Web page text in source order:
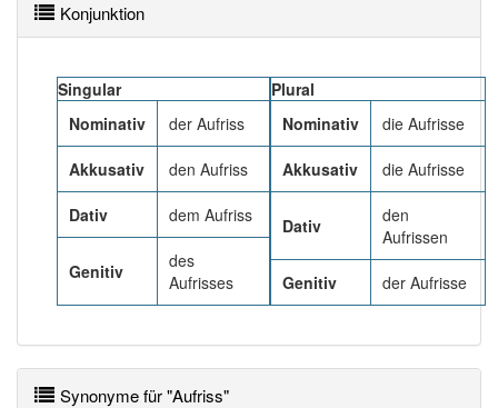
Konjunktion
Singular
Nominativ
der Aufriss
Akkusativ den Aufriss
Dativ dem Aufriss
Genitiv
des
Aufrisses
Plural
Nominativ
die Aufrisse
Akkusativ die Aufrisse
Dativ
den
Aufrissen
Genitiv der Aufrisse
Synonyme für "Aufriss"